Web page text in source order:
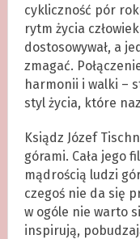
cykliczność pór
rytm życia
dostosowywał, a
zmagać.
harmonii i walki –
styl życia, które
Ksiądz Józef
górami. Cała jego
mądrością ludzi
czegoś nie da się
w ogóle nie warto
inspirują,